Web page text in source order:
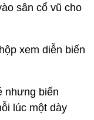
tuyển U23 Việt
U23
rơi ngày càng
đến sân tổ